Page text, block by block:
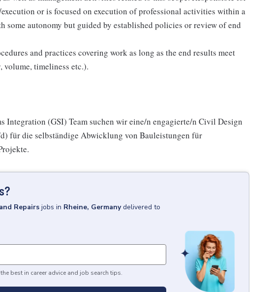
or is focused on execution of professional activities within a
autonomy but guided by established policies or review of end
and practices covering work as long as the end results meet
timeliness etc.).
Integration (GSI) Team suchen wir eine/n engagierte/n Civil Design
für die selbständige Abwicklung von Bauleistungen für
Repairs jobs in Rheine, Germany delivered to
best in career advice and job search tips.